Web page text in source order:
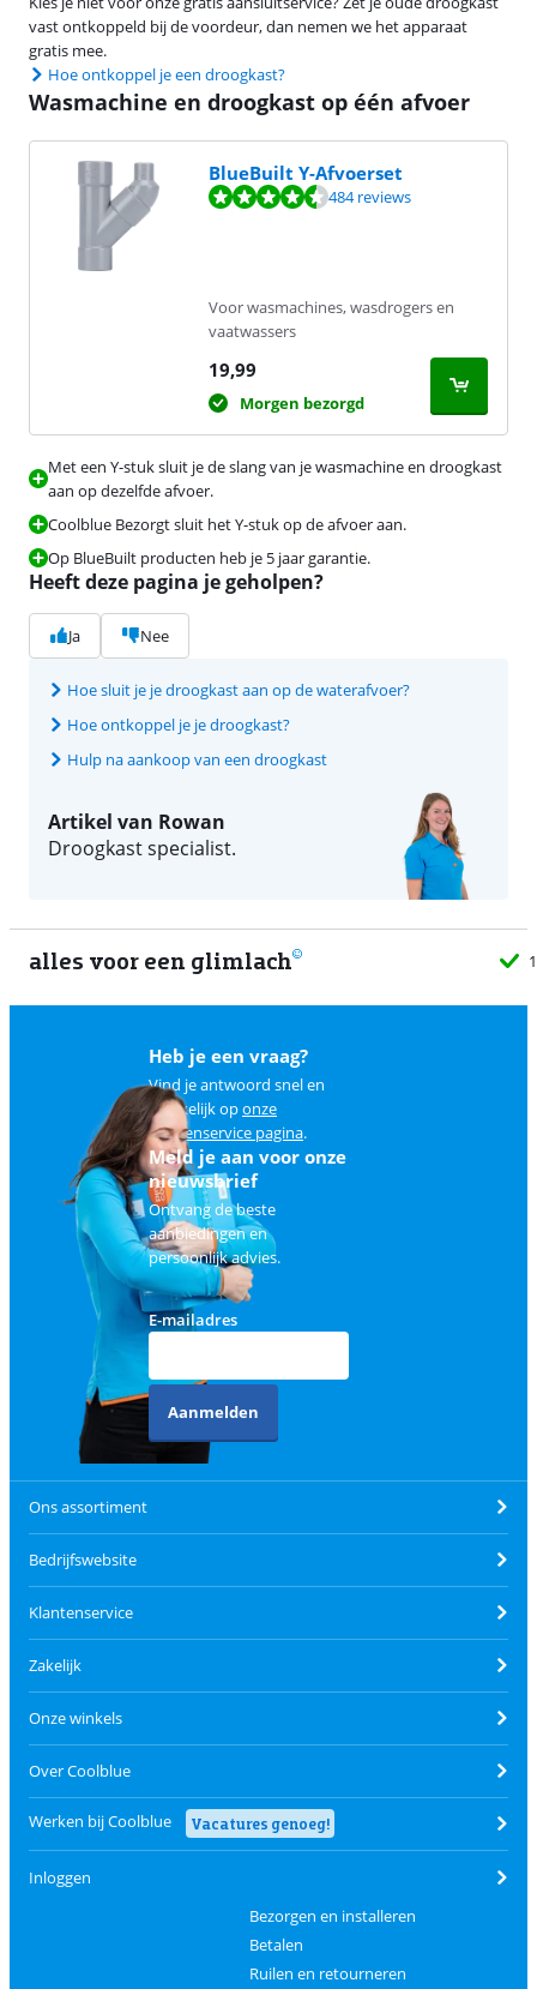
vast ontkoppeld bij de voordeur, dan nemen we het apparaat
gratis mee.
Hoe ontkoppel je een droogkast?
Wasmachine en droogkast op één afvoer
Met een Y-stuk sluit je de slang van je wasmachine en droogkast
aan op dezelfde afvoer.
Coolblue Bezorgt sluit het Y-stuk op de afvoer aan.
Op BlueBuilt producten heb je 5 jaar garantie.
BlueBuilt Y-Afvoerset
Beoordeling is 9,2 van de 10, gebaseerd op 484 reviews.
484 reviews
Voor wasmachines, wasdrogers en
vaatwassers
19,99
Morgen bezorgd
Heeft deze pagina je geholpen?
Ja Nee
Hoe sluit je je droogkast aan op de waterafvoer?
Hoe ontkoppel je je droogkast?
Hulp na aankoop van een droogkast
Artikel van Rowan
Droogkast specialist.
alles voor een glimlach
Heb je een vraag?
Vind je antwoord snel en
makkelijk oponze
klantenservice pagina.
Meld je aan voor onze
nieuwsbrief
Ontvang de beste
aanbiedingen en
persoonlijk advies.
E-mailadres
Aanmelden
Ons assortiment
Bedrijfswebsite
Klantenservice
Zakelijk
Onze winkels
Over Coolblue
Werken bij Coolblue Vacatures genoeg!
Inloggen
Bezorgen en installeren
Betalen
Ruilen en retourneren